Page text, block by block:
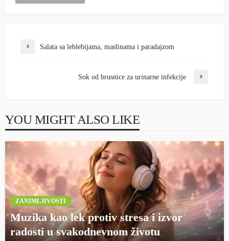
Salata sa leblebijama, maslinama i paradajzom
Sok od brusnice za urinarne infekcije
YOU MIGHT ALSO LIKE
ZANIMLJIVOSTI
Muzika kao lek protiv stresa i izvor
radosti u svakodnevnom životu